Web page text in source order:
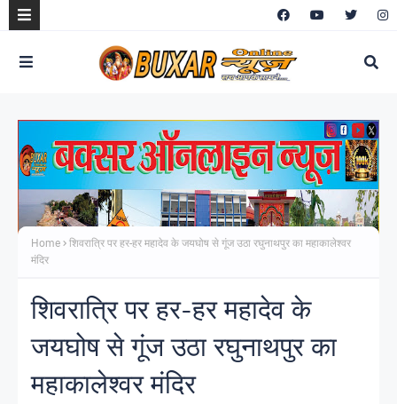
Home
शिवरात्रि पर हर-हर महादेव के जयघोष से गूंज उठा रघुनाथपुर का महाकालेश्वर
मंदिर
शिवरात्रि पर हर-हर महादेव के
जयघोष से गूंज उठा रघुनाथपुर का
महाकालेश्वर मंदिर